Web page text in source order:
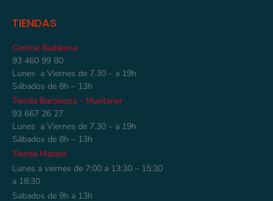
TIENDAS
Central Badalona
93 460 99 80
Lunes a Viernes de 7.30 – a 19h
Sábados de 8h – 13h
Tienda Barcelona – Muntaner
93 667 26 27
Lunes a Viernes de 7.30 – a 19h
Sábados de 8h – 13h
Tienda Mataró
Lunes a viernes de 7:00 a 13:30 – 15:30
a 18:30
Sabados de 9h a 13h